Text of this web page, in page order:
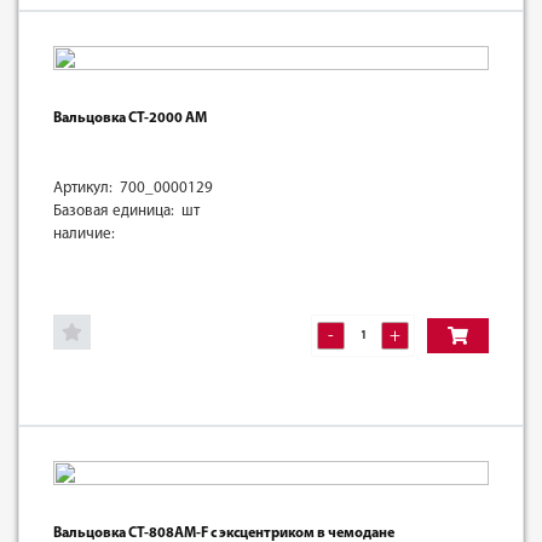
Вальцовка СТ-2000 АМ
Артикул: 700_0000129
Базовая единица: шт
наличие:
- +
Вальцовка CT-808AM-F с эксцентриком в чемодане